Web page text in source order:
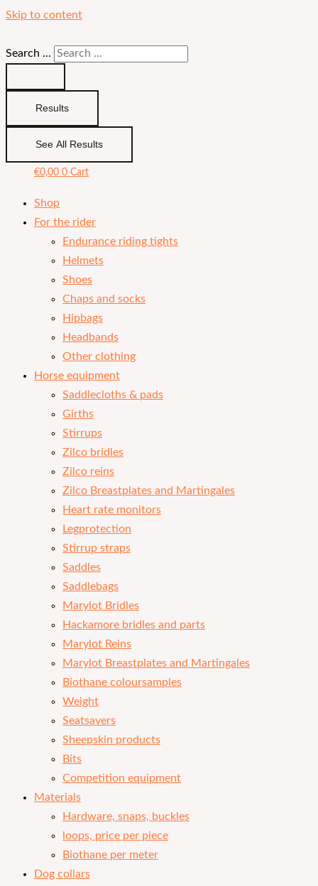
Skip to content
Search ...
Results
See All Results
€0,00 0 Cart
Shop
For the rider
Endurance riding tights
Helmets
Shoes
Chaps and socks
Hipbags
Headbands
Other clothing
Horse equipment
Saddlecloths & pads
Girths
Stirrups
Zilco bridles
Zilco reins
Zilco Breastplates and Martingales
Heart rate monitors
Legprotection
Stirrup straps
Saddles
Saddlebags
Marylot Bridles
Hackamore bridles and parts
Marylot Reins
Marylot Breastplates and Martingales
Biothane coloursamples
Weight
Seatsavers
Sheepskin products
Bits
Competition equipment
Materials
Hardware, snaps, buckles
loops, price per piece
Biothane per meter
Dog collars